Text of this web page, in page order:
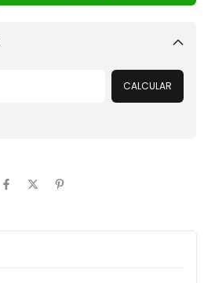
Alterar CEP
CALCULAR